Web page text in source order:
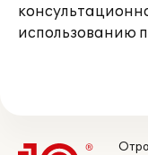
использованию